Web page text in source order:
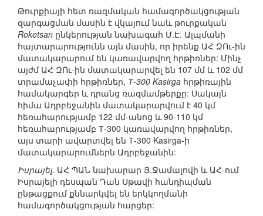
Թուրքիայի հետ ռազմական համագործակցության
զարգացման մասին է վկայում նաև թուրքական
Roketsan ընկերության նախագահ Մ.Է. Ալպմանի
հայտարարությունն այն մասին, որ իրենք ԱՀ ԶՈւ-ին
մատակարարում են կառավարվող հրթիռներ: Մինչ
այժմ ԱՀ ԶՈւ-ին մատակարարվել են 107 մմ և 102 մմ
տրամաչափի հրթիռներ, Т-300 Kasirga հրթիռային
համակարգեր և դրանց ռազմամթերքը: Սակայն
հիմա Ադրբեջանին մատակարարվում է 40 կմ
հեռահարությամբ 122 մմ-անոց և 90-110 կմ
հեռահարությամբ Т-300 կառավարվող հրթիռներ,
այս տարի ավարտվել են Т-300 Kasirga-ի
մատակարարումներն Ադրբեջանին:
Իսրայել. ԱՀ ՊԱՆ նախարար Յ.Ջամալովի և ԱՀ-ում
Իսրայելի դեսպան Դան Սթավի հանդիպման
ընթացքում քննարկվել են երկկողմանի
համագործակցության հարցեր: